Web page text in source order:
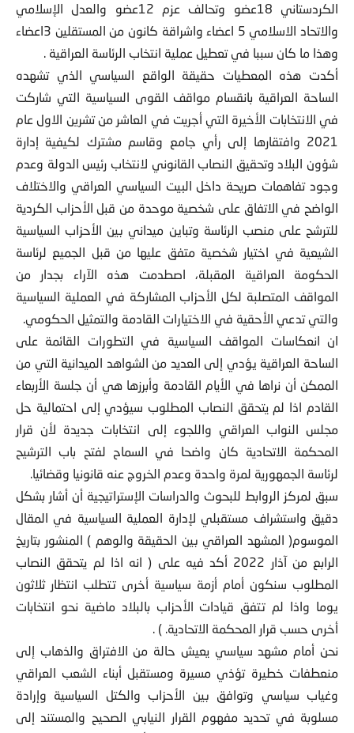
الكردستاني 18عضو وتحالف عزم 12عضو والعدل الإسلامي
والاتحاد الاسلامي 5 اعضاء واشراقة كانون من المستقلين 3اعضاء
وهذا ما كان سببا في تعطيل عملية انتخاب الرئاسة العراقية .
أكدت هذه المعطيات حقيقة الواقع السياسي الذي تشهده
الساحة العراقية بانقسام مواقف القوى السياسية التي شاركت
في الانتخابات الأخيرة التي أجريت في العاشر من تشرين الاول عام
2021 وافتقارها إلى رأي جامع وقاسم مشترك لكيفية إدارة
شؤون البلاد وتحقيق النصاب القانوني لانتخاب رئيس الدولة وعدم
وجود تفاهمات صريحة داخل البيت السياسي العراقي والاختلاف
الواضح في الاتفاق على شخصية موحدة من قبل الأحزاب الكردية
للترشح على منصب الرئاسة وتباين ميداني بين الأحزاب السياسية
الشيعية في اختيار شخصية متفق عليها من قبل الجميع لرئاسة
الحكومة العراقية المقبلة، اصطدمت هذه الآراء بجدار من
المواقف المتصلبة لكل الأحزاب المشاركة في العملية السياسية
والتي تدعي الأحقية في الاختيارات القادمة والتمثيل الحكومي.
ان انعكاسات المواقف السياسية في التطورات القائمة على
الساحة العراقية يؤدي إلى العديد من الشواهد الميدانية التي من
الممكن أن نراها في الأيام القادمة وأبرزها هي أن جلسة الأربعاء
القادم اذا لم يتحقق النصاب المطلوب سيؤدي إلى احتمالية حل
مجلس النواب العراقي واللجوء إلى انتخابات جديدة لأن قرار
المحكمة الاتحادية كان واضحا في السماح لفتح باب الترشيح
لرئاسة الجمهورية لمرة واحدة وعدم الخروج عنه قانونيا وقضائيا.
سبق لمركز الروابط للبحوث والدراسات الإستراتيجية أن أشار بشكل
دقيق واستشراف مستقبلي لإدارة العملية السياسية في المقال
الموسوم( المشهد العراقي بين الحقيقة والوهم ) المنشور بتاريخ
الرابع من آذار 2022 أكد فيه على ( انه اذا لم يتحقق النصاب
المطلوب سنكون أمام أزمة سياسية أخرى تتطلب انتظار ثلاثون
يوما واذا لم تتفق قيادات الأحزاب بالبلاد ماضية نحو انتخابات
أخرى حسب قرار المحكمة الاتحادية. ) .
نحن أمام مشهد سياسي يعيش حالة من الافتراق والذهاب إلى
منعطفات خطيرة تؤذي مسيرة ومستقبل أبناء الشعب العراقي
وغياب سياسي وتوافق بين الأحزاب والكتل السياسية وإرادة
مسلوبة في تحديد مفهوم القرار النيابي الصحيح والمستند إلى